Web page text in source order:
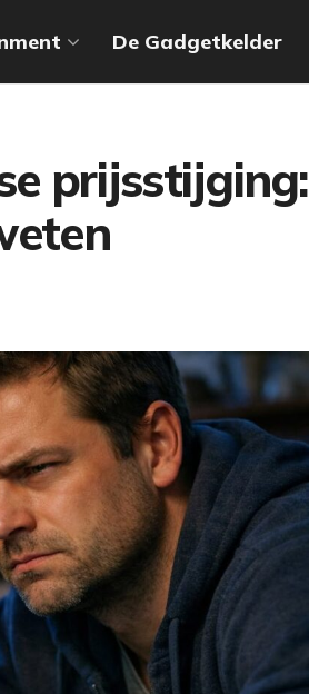
De Gadgetkelder
prijsstijging: